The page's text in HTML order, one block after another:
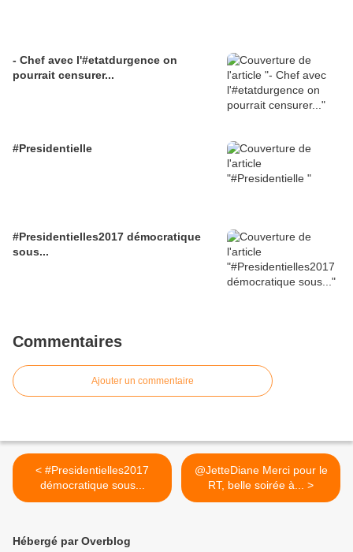
- Chef avec l'#etatdurgence on
pourrait censurer...
#Presidentielle
#Presidentielles2017 démocratique
sous...
Commentaires
Ajouter un commentaire
< #Presidentielles2017
démocratique sous...
@JetteDiane Merci pour le
RT, belle soirée à... >
Hébergé par Overblog